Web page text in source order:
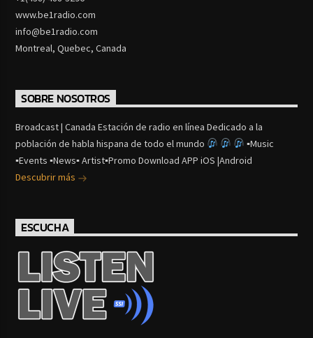
www.be1radio.com
info@be1radio.com
Montreal, Quebec, Canada
SOBRE NOSOTROS
Broadcast | Canada Estación de radio en línea Dedicado a la
población de habla hispana de todo el mundo
▪Music
▪Events ▪News▪ Artist▪Promo Download APP iOS |Android
Descubrir más
ESCUCHA